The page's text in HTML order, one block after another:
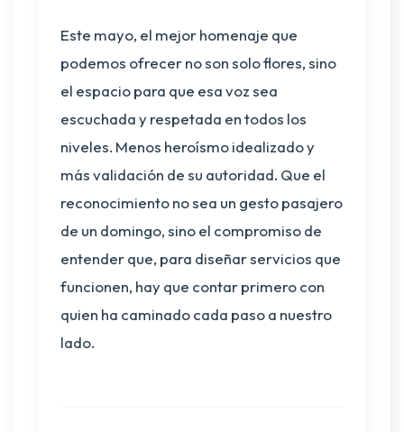
Este mayo, el mejor homenaje que
podemos ofrecer no son solo flores, sino
el espacio para que esa voz sea
escuchada y respetada en todos los
niveles. Menos heroísmo idealizado y
más validación de su autoridad. Que el
reconocimiento no sea un gesto pasajero
de un domingo, sino el compromiso de
entender que, para diseñar servicios que
funcionen, hay que contar primero con
quien ha caminado cada paso a nuestro
lado.